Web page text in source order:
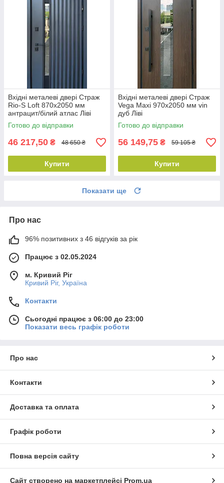
Вхідні металеві двері Страж
Rio-S Loft 870х2050 мм
антрацит/білий атлас Ліві
Готово до відправки
46 217,50 ₴ 48 650 ₴
Купити
Вхідні металеві двері Страж
Vega Maxi 970х2050 мм vin
дуб Ліві
Готово до відправки
56 149,75 ₴ 59 105 ₴
Купити
Показати ще
Про нас
96% позитивних з 46 відгуків за рік
Працює з 02.05.2024
м. Кривий Ріг
Кривий Ріг, Україна
Контакти
Сьогодні працює з 06:00 до 23:00
Показати весь графік роботи
Про нас
Контакти
Доставка та оплата
Графік роботи
Повна версія сайту
Сайт створено на маркетплейсі Prom.ua